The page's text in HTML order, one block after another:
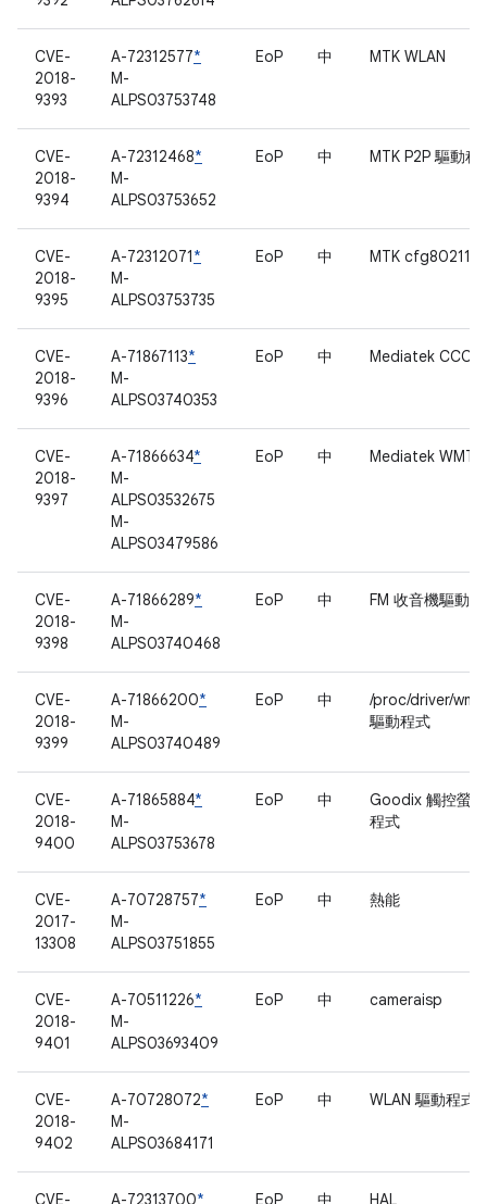
CVE-
2018-
9393
A-72312577*
M-
ALPS03753748
EoP 中 MTK WLAN
CVE-
2018-
9394
A-72312468*
M-
ALPS03753652
EoP 中 MTK P2P 驅動程
CVE-
2018-
9395
A-72312071*
M-
ALPS03753735
EoP 中 MTK cfg80211
CVE-
2018-
9396
A-71867113*
M-
ALPS03740353
EoP 中 Mediatek CCCI
CVE-
2018-
9397
A-71866634*
M-
ALPS03532675
M-
ALPS03479586
EoP 中 Mediatek WMT
CVE-
2018-
9398
A-71866289*
M-
ALPS03740468
EoP 中 FM 收音機驅動
CVE-
2018-
9399
A-71866200*
M-
ALPS03740489
EoP 中
/proc/driver/
驅動程式
CVE-
2018-
9400
A-71865884*
M-
ALPS03753678
EoP 中
Goodix 觸控螢
程式
CVE-
2017-
13308
A-70728757*
M-
ALPS03751855
EoP 中 熱能
CVE-
2018-
9401
A-70511226*
M-
ALPS03693409
EoP 中 cameraisp
CVE-
2018-
9402
A-70728072*
M-
ALPS03684171
EoP 中 WLAN 驅動程式
CVE- A-72313700* EoP 中 HAL